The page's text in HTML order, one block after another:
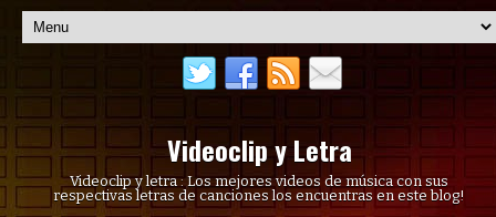
Videoclip y Letra
Videoclip y letra : Los mejores videos de música con sus
respectivas letras de canciones los encuentras en este blog!